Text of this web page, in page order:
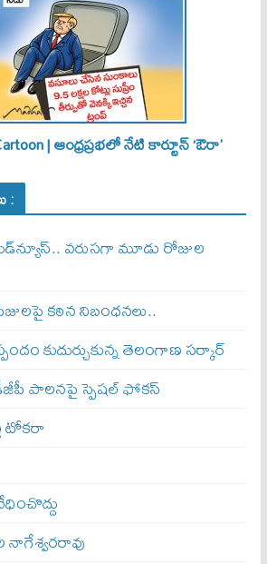
| ఆంధ్రప్రభలో నేటి కార్టూన్ ‘ఔరా’
:
వరుసగా మూడు రోజుల
కఠిన నిబంధనలు..
కుదుర్చుకున్న తెలంగాణ స‌ర్కార్
పాలనపై స్పెషల్ ఫోకస్
టోకరా
నాగేశ్వరరావు